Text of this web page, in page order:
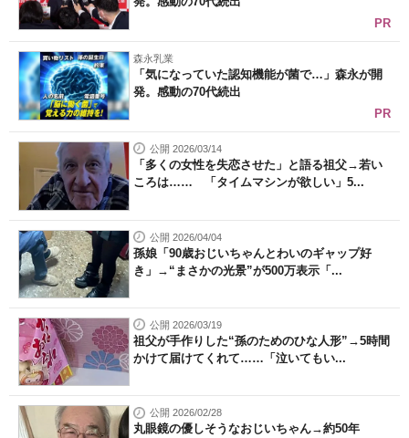
PR
森永乳業
「気になっていた認知機能が菌で…」森永が開
発。感動の70代続出
PR
公開 2026/03/14
「多くの女性を失恋させた」と語る祖父→若い
ころは…… 「タイムマシンが欲しい」5...
公開 2026/04/04
孫娘「90歳おじいちゃんとわいのギャップ好
き」→“まさかの光景”が500万表示「...
公開 2026/03/19
祖父が手作りした“孫のためのひな人形”→5時間
かけて届けてくれて……「泣いてもい...
公開 2026/02/28
丸眼鏡の優しそうなおじいちゃん→約50年